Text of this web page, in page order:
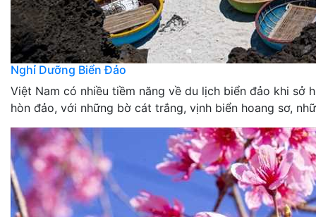
Nghỉ Dưỡng Biển Đảo
Việt Nam có nhiều tiềm năng về du lịch biển đảo khi sở
hòn đảo, với những bờ cát trắng, vịnh biển hoang sơ,